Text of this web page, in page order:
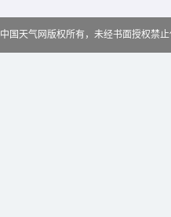
中国天气网版权所有，未经书面授权